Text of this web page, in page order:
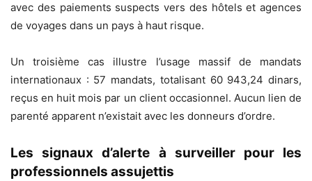
avec des paiements suspects vers des hôtels et agences
de voyages dans un pays à haut risque.
Un troisième cas illustre l’usage massif de mandats
internationaux : 57 mandats, totalisant 60 943,24 dinars,
reçus en huit mois par un client occasionnel. Aucun lien de
parenté apparent n’existait avec les donneurs d’ordre.
Les signaux d’alerte à surveiller pour les
professionnels assujettis